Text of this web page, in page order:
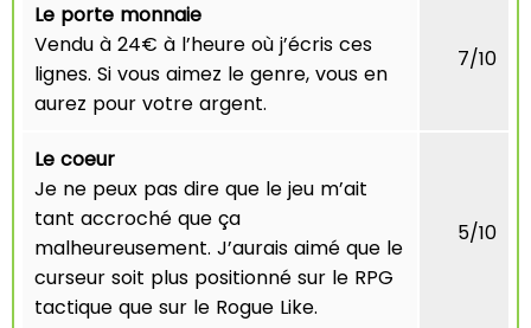
Le porte monnaie
Vendu à 24€ à l’heure où j’écris ces
lignes. Si vous aimez le genre, vous en
aurez pour votre argent.
7/10
Le coeur
Je ne peux pas dire que le jeu m’ait
tant accroché que ça
malheureusement. J’aurais aimé que le
curseur soit plus positionné sur le RPG
tactique que sur le Rogue Like.
5/10